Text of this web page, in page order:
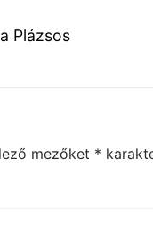
Plázsos
mezőket *